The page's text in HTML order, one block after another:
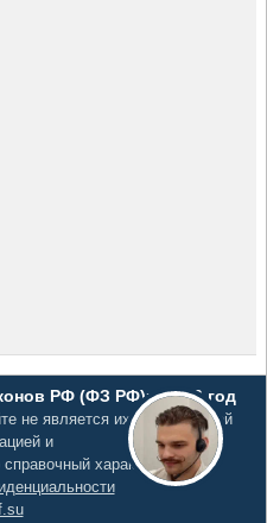
РФ (ФЗ РФ)», 2026 год
не является их официальной
и
характер